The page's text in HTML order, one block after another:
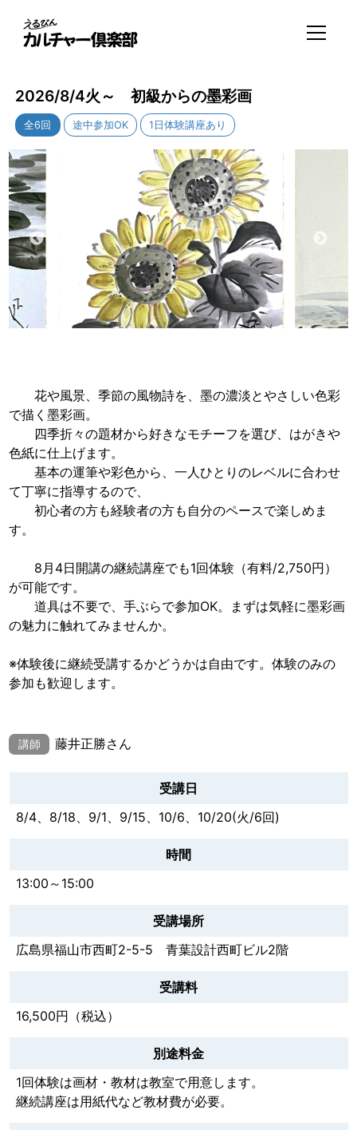
2026/8/4火～ 初級からの墨彩画
全6回 途中参加OK 1日体験講座あり
花や風景、季節の風物詩を、墨の濃淡とやさしい色彩
で描く墨彩画。
四季折々の題材から好きなモチーフを選び、はがきや
色紙に仕上げます。
基本の運筆や彩色から、一人ひとりのレベルに合わせ
て丁寧に指導するので、
初心者の方も経験者の方も自分のペースで楽しめま
す。
8月4日開講の継続講座でも1回体験（有料/2,750円）
が可能です。
道具は不要で、手ぶらで参加OK。まずは気軽に墨彩画
の魅力に触れてみませんか。
※体験後に継続受講するかどうかは自由です。体験のみの
参加も歓迎します。
講師 藤井正勝さん
受講日
8/4、8/18、9/1、9/15、10/6、10/20(火/6回)
時間
13:00～15:00
受講場所
広島県福山市西町2-5-5 青葉設計西町ビル2階
受講料
16,500円（税込）
別途料金
1回体験は画材・教材は教室で用意します。
継続講座は用紙代など教材費が必要。